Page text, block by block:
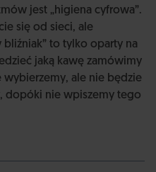
jest „higiena cyfrowa”.
się od sieci, ale
bliźniak” to tylko oparty na
jaką kawę zamówimy
wybierzemy, ale nie będzie
dopóki nie wpiszemy tego